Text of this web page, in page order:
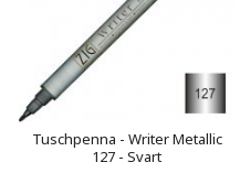
Tuschpenna - Writer Metallic
127 - Svart